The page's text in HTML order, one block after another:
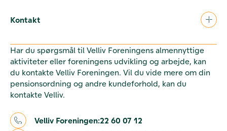
Kontakt
Har du spørgsmål til Velliv Foreningens almennyttige
aktiviteter eller foreningens udvikling og arbejde, kan
du kontakte Velliv Foreningen. Vil du vide mere om din
pensionsordning og andre kundeforhold, kan du
kontakte Velliv.
Velliv Foreningen:22 60 07 12